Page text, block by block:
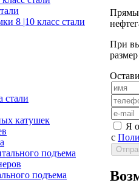
8 |10 класс стали
стали
катушек
подъема
подъема
При
Я
с